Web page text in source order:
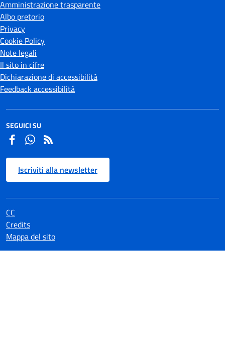
Amministrazione trasparente
Albo pretorio
Privacy
Cookie Policy
Note legali
Il sito in cifre
Dichiarazione di accessibilità
Feedback accessibilità
SEGUICI SU
FacebookWhatsapp
Iscriviti alla newsletter
CC
Credits
Mappa del sito